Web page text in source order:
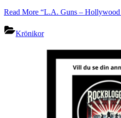
Read More “L.A. Guns – Hollywood
Krönikor